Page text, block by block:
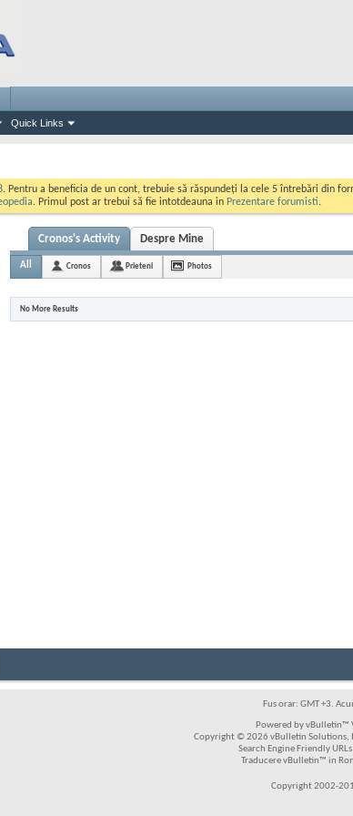
Quick Links
. Pentru a beneficia de un cont, trebuie să răspundeți la cele 5 întrebări din
. Primul post ar trebui să fie intotdeauna in Prezentare forumisti.
Cronos's Activity Despre Mine
All Cronos Prieteni Photos
No More Results
Fus orar: GMT +3.
Powered by vBulletin™
Copyright © 2026 vBulletin Solutions,
Search Engine Friendly
Traducere vBulletin™ in
Copyright 2002-